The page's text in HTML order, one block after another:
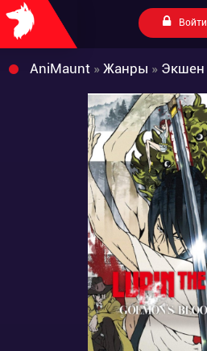
Войти
AniMaunt » Жанры » Экшен